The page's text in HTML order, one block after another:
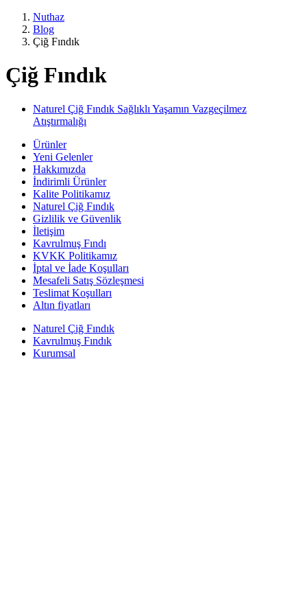
Nuthaz
Blog
Çiğ Fındık
Çiğ Fındık
Naturel Çiğ Fındık Sağlıklı Yaşamın Vazgeçilmez
Atıştırmalığı
Ürünler
Yeni Gelenler
Hakkımızda
İndirimli Ürünler
Kalite Politikamız
Naturel Çiğ Fındık
Gizlilik ve Güvenlik
İletişim
Kavrulmuş Fındı
KVKK Politikamız
İptal ve İade Koşulları
Mesafeli Satış Sözleşmesi
Teslimat Koşulları
Altın fiyatları
Naturel Çiğ Fındık
Kavrulmuş Fındık
Kurumsal